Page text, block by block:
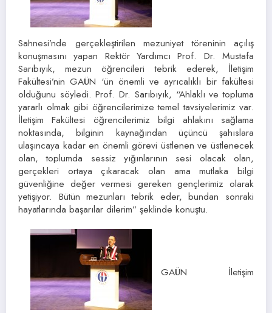
Sahnesi’nde gerçekleştirilen mezuniyet töreninin açılış
konuşmasını yapan Rektör Yardımcı Prof. Dr. Mustafa
Sarıbıyık, mezun öğrencileri tebrik ederek, İletişim
Fakültesi’nin GAÜN ‘ün önemli ve ayrıcalıklı bir fakültesi
olduğunu söyledi. Prof. Dr. Sarıbıyık, “Ahlaklı ve topluma
yararlı olmak gibi öğrencilerimize temel tavsiyelerimiz var.
İletişim Fakültesi öğrencilerimiz bilgi ahlakını sağlama
noktasında, bilginin kaynağından üçüncü şahıslara
ulaşıncaya kadar en önemli görevi üstlenen ve üstlenecek
olan, toplumda sessiz yığınlarının sesi olacak olan,
gerçekleri ortaya çıkaracak olan ama mutlaka bilgi
güvenliğine değer vermesi gereken gençlerimiz olarak
yetişiyor. Bütün mezunları tebrik eder, bundan sonraki
hayatlarında başarılar dilerim” şeklinde konuştu.
GAÜN İletişim